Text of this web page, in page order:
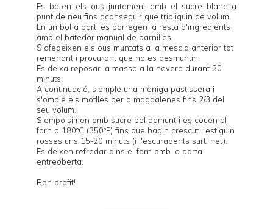
Es baten els ous juntament amb el sucre blanc a
punt de neu fins aconseguir que tripliquin de volum.
En un bol a part, es barregen la resta d'ingredients
amb el batedor manual de barnilles.
S'afegeixen els ous muntats a la mescla anterior tot
remenant i procurant que no es desmuntin.
Es deixa reposar la massa a la nevera durant 30
minuts.
A continuació, s'omple una màniga pastissera i
s'omple els motlles per a magdalenes fins 2/3 del
seu volum.
S'empolsimen amb sucre pel damunt i es couen al
forn a 180ºC (350ºF) fins que hagin crescut i estiguin
rosses uns 15-20 minuts (i l'escuradents surti net).
Es deixen refredar dins el forn amb la porta
entreoberta.
Bon profit!